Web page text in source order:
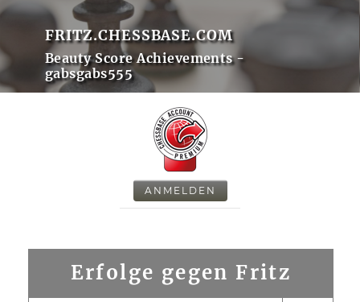
FRITZ.CHESSBASE.COM
Beauty Score Achievements -
gabsgabs555
ANMELDEN
Erfolge gegen Fritz